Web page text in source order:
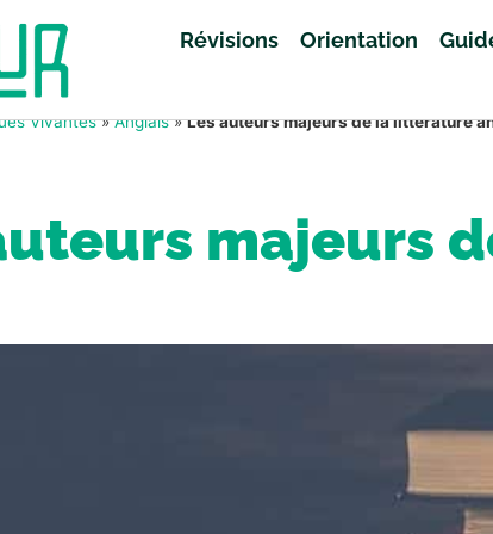
Révisions Orientation
Vivantes»Anglais»Les auteurs majeurs de la littérature
majeurs